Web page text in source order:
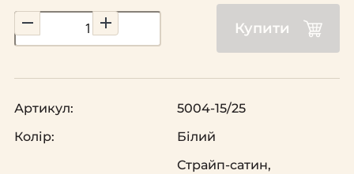
Купити
Артикул:
5004-15/25
Колір:
Білий
Страйп-сатин,